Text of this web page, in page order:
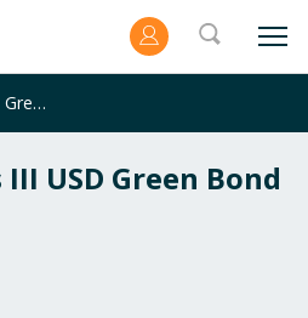
Goldman Sachs III USD Green Bond P (USD)
USD Green Bond